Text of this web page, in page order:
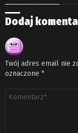
Dodaj
Twój adres email nie
oznaczone *
Komentarz